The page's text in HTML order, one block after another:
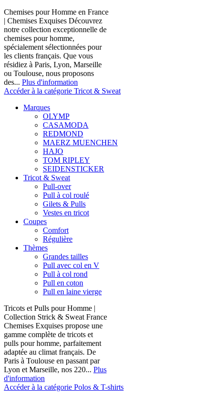
Chemises pour Homme en France
| Chemises Exquises Découvrez
notre collection exceptionnelle de
chemises pour homme,
spécialement sélectionnées pour
les clients français. Que vous
résidiez à Paris, Lyon, Marseille
ou Toulouse, nous proposons
des... Plus d'information
Accéder à la catégorie Tricot & Sweat
Marques
OLYMP
CASAMODA
REDMOND
MAERZ MUENCHEN
HAJO
TOM RIPLEY
SEIDENSTICKER
Tricot & Sweat
Pull-over
Pull à col roulé
Gilets & Pulls
Vestes en tricot
Coupes
Comfort
Régulière
Thèmes
Grandes tailles
Pull avec col en V
Pull à col rond
Pull en coton
Pull en laine vierge
Tricots et Pulls pour Homme |
Collection Strick & Sweat France
Chemises Exquises propose une
gamme complète de tricots et
pulls pour homme, parfaitement
adaptée au climat français. De
Paris à Toulouse en passant par
Lyon et Marseille, nos 220... Plus
d'information
Accéder à la catégorie Polos & T-shirts